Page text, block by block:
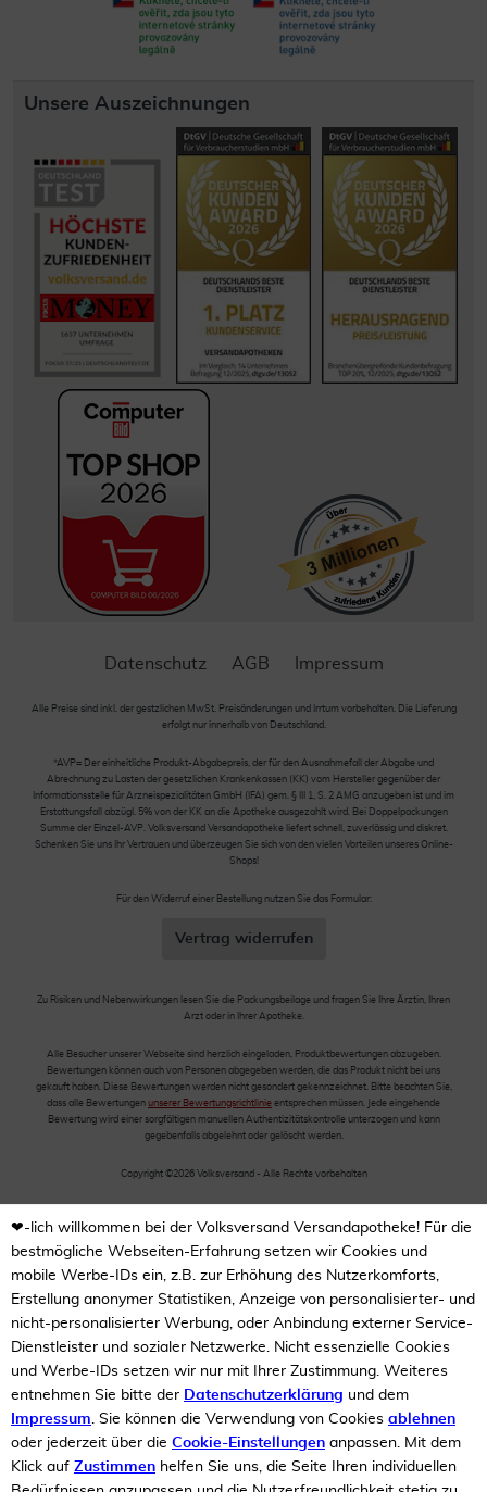
Unsere Auszeichnungen
Datenschutz AGB Impressum
Alle Preise sind inkl. der gestzlichen MwSt. Preisänderungen und Irrtum vorbehalten. Die Lieferung
erfolgt nur innerhalb von Deutschland.
*AVP= Der einheitliche Produkt-Abgabepreis, der für den Ausnahmefall der Abgabe und
Abrechnung zu Lasten der gesetzlichen Krankenkassen (KK) vom Hersteller gegenüber der
Informationsstelle für Arzneispezialitäten GmbH (IFA) gem. § III 1, S. 2 AMG anzugeben ist und im
Erstattungsfall abzügl. 5% von der KK an die Apotheke ausgezahlt wird. Bei Doppelpackungen
Summe der Einzel-AVP. Volksversand Versandapotheke liefert schnell, zuverlässig und diskret.
Schenken Sie uns Ihr Vertrauen und überzeugen Sie sich von den vielen Vorteilen unseres Online-
Shops!
Für den Widerruf einer Bestellung nutzen Sie das Formular:
Vertrag widerrufen
Zu Risiken und Nebenwirkungen lesen Sie die Packungsbeilage und fragen Sie Ihre Ärztin, Ihren
Arzt oder in Ihrer Apotheke.
Alle Besucher unserer Webseite sind herzlich eingeladen, Produktbewertungen abzugeben.
Bewertungen können auch von Personen abgegeben werden, die das Produkt nicht bei uns
gekauft haben. Diese Bewertungen werden nicht gesondert gekennzeichnet. Bitte beachten Sie,
dass alle Bewertungen unserer Bewertungsrichtlinie entsprechen müssen. Jede eingehende
Bewertung wird einer sorgfältigen manuellen Authentizitätskontrolle unterzogen und kann
gegebenfalls abgelehnt oder gelöscht werden.
Copyright ©2026 Volksversand - Alle Rechte vorbehalten
❤-lich willkommen bei der Volksversand Versandapotheke! Für die
bestmögliche Webseiten-Erfahrung setzen wir Cookies und
mobile Werbe-IDs ein, z.B. zur Erhöhung des Nutzerkomforts,
Erstellung anonymer Statistiken, Anzeige von personalisierter- und
nicht-personalisierter Werbung, oder Anbindung externer Service-
Dienstleister und sozialer Netzwerke. Nicht essenzielle Cookies
und Werbe-IDs setzen wir nur mit Ihrer Zustimmung. Weiteres
entnehmen Sie bitte der Datenschutzerklärung und dem
Impressum. Sie können die Verwendung von Cookies ablehnen
oder jederzeit über die Cookie-Einstellungen anpassen. Mit dem
Klick auf Zustimmen helfen Sie uns, die Seite Ihren individuellen